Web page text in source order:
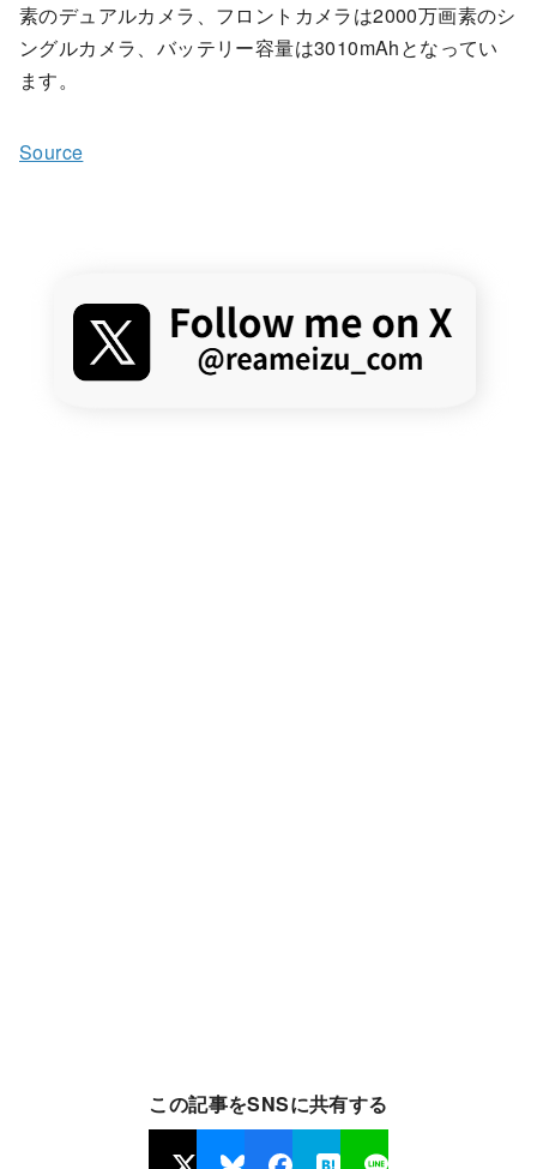
素のデュアルカメラ、フロントカメラは2000万画素のシ
ングルカメラ、バッテリー容量は3010mAhとなってい
ます。
Source
この記事をSNSに共有する